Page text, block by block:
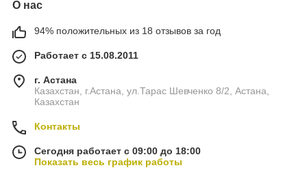
О нас
94% положительных из 18 отзывов за год
Работает с 15.08.2011
г. Астана
Казахстан, г.Астана, ул.Тарас Шевченко 8/2, Астана,
Казахстан
Контакты
Сегодня работает с 09:00 до 18:00
Показать весь график работы